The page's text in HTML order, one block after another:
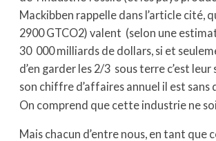
Mackibben rappelle dans l’article cité,
2900 GTCO2) valent (selon une
30 000 milliards de dollars, si et
d’en garder les 2/3 sous terre c’est
son chiffre d’affaires annuel il est
On comprend que cette industrie ne
Mais chacun d’entre nous, en tant